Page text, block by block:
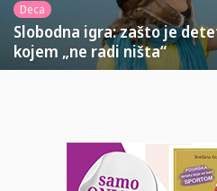
Deca
Slobodna igra: zašto je
kojem „ne radi ništa“